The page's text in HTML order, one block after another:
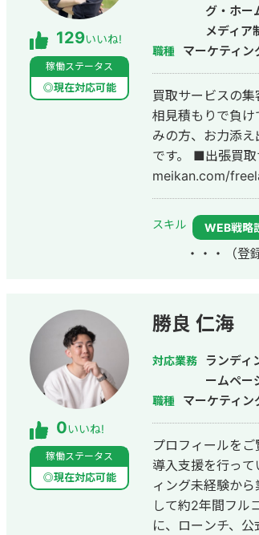
129いいね!
稼働ステータス
◎現在対応可能
グ・ホー
メディア
職種 マーケティン
買取サービスの集客が得意です。 「貴金属
相見積もりで負
みの方、お力添
です。 ■出張買取サービスの集客成功事例 https://freelance-
meikan.com/freelance/355/blog/
ケ支援会社（当
集客（SEO・
ティング等）を
月〜 Webマーケ
にて、
ス「カリトルく
大手企業のWebマ
費用対効果を1.5〜2倍に改善
イトのSEO対策
KW「商標名+評
得。 #YouTube ・法人向けYouTubeチャンネル運営に立ち上げ時から携わり、
チャンネル登録
成、撮影、編集、分析全て担当。 ■ 主な
収 ・人材紹介：
スキル WEB戦略
・・・ （登
0いいね!
稼働ステータス
◎現在対応可能
勝良 仁海
対応業務
ランディ
ームペー
職種 マーケティン
プロフィールを
導入支援を行ってい
ィング未経験か
して約2年間フル
に、ローンチ、